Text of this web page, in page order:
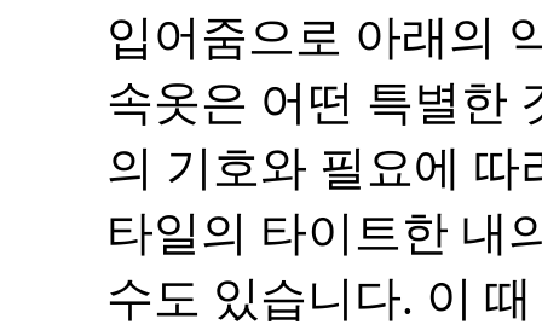
입어줌으로 아래의
속옷은 어떤 특별한
의 기호와 필요에 따
타일의 타이트한 내
수도 있습니다. 이